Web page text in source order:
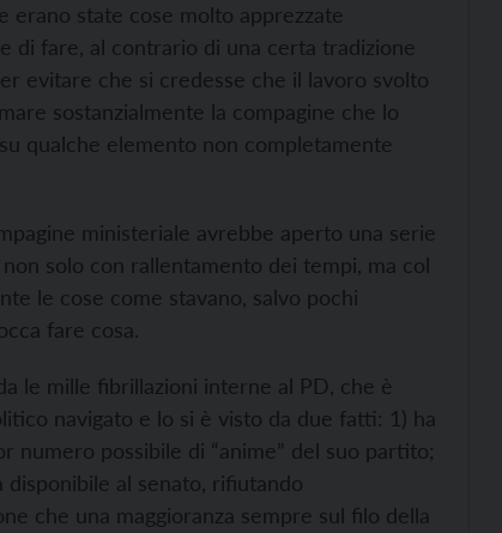
erano state cose molto apprezzate
di fare, al contrario di una certa tradizione
evitare che si credesse che il lavoro svolto
sostanzialmente la compagine che lo
qualche elemento non completamente
ministeriale avrebbe aperto una serie
solo con rallentamento dei tempi, ma col
le cose come stavano, salvo pochi
fare cosa.
le mille fibrillazioni interne al PD, che è
navigato e lo si è visto da due fatti: 1) ha
numero possibile di “anime” del suo partito;
disponibile al senato, rifiutando
che una maggioranza sempre sul filo della